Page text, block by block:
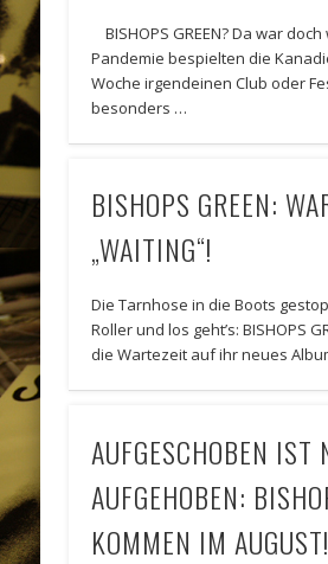
BISHOPS GREEN? Da war
Pandemie bespielten die
Woche irgendeinen Club oder
besonders …
BISHOPS GREEN:
„WAITING“!
Die Tarnhose in die Boots
Roller und los geht’s: BISHOPS
die Wartezeit auf ihr neues
AUFGESCHOBEN IST
AUFGEHOBEN:
KOMMEN IM AUGUST!